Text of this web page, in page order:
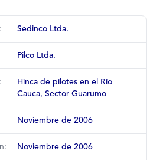
Sedinco Ltda.
Pilco Ltda.
Hinca de pilotes en el Río
Cauca, Sector Guarumo
Noviembre de 2006
Noviembre de 2006